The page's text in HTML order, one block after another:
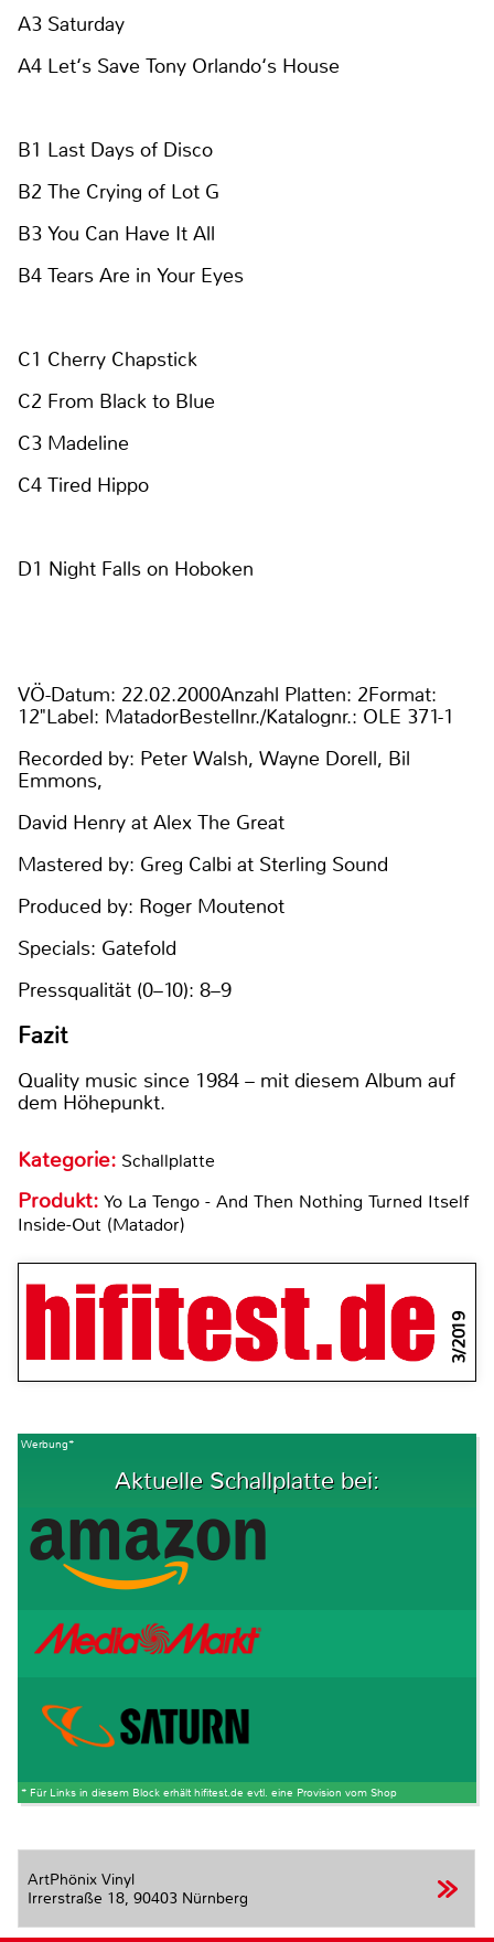
A3 Saturday
A4 Let‘s Save Tony Orlando‘s House
B1 Last Days of Disco
B2 The Crying of Lot G
B3 You Can Have It All
B4 Tears Are in Your Eyes
C1 Cherry Chapstick
C2 From Black to Blue
C3 Madeline
C4 Tired Hippo
D1 Night Falls on Hoboken
VÖ-Datum: 22.02.2000Anzahl Platten: 2Format:
12"Label: MatadorBestellnr./Katalognr.: OLE 371-1
Recorded by: Peter Walsh, Wayne Dorell, Bil
Emmons,
David Henry at Alex The Great
Mastered by: Greg Calbi at Sterling Sound
Produced by: Roger Moutenot
Specials: Gatefold
Pressqualität (0–10): 8–9
Fazit
Quality music since 1984 – mit diesem Album auf
dem Höhepunkt.
Kategorie: Schallplatte
Produkt: Yo La Tengo - And Then Nothing Turned Itself
Inside-Out (Matador)
3/2019
Werbung*
Aktuelle Schallplatte bei:
* Für Links in diesem Block erhält hifitest.de evtl. eine Provision vom Shop
ArtPhönix Vinyl
Irrerstraße 18, 90403 Nürnberg